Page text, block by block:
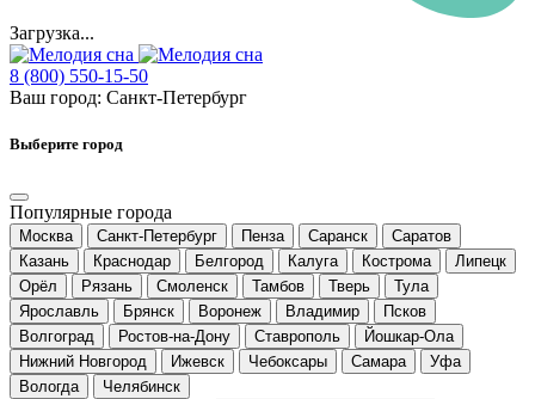
Загрузка...
8 (800) 550-15-50
Ваш город: Санкт-Петербург
Выберите город
Популярные города
Москва Санкт-Петербург Пенза Саранск
Саратов
Казань
Краснодар Белгород Калуга Кострома
Липецк
Орёл
Рязань Смоленск Тамбов Тверь
Тула
Ярославль
Брянск Воронеж Владимир
Псков
Волгоград
Ростов-на-Дону Ставрополь
Йошкар-Ола
Нижний Новгород
Ижевск Чебоксары Самара
Уфа
Вологда
Челябинск